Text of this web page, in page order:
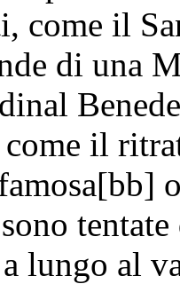
come il
di una
il
lungo al